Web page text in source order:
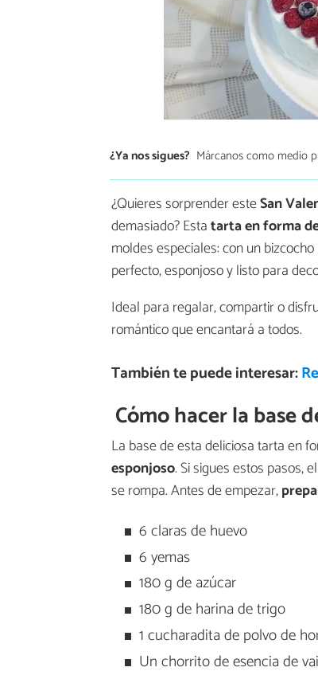
¿Ya nos sigues? Márcanos como medio
¿Quieres sorprender esteSan
demasiado? Estatarta en forma
moldes especiales: con un
perfecto, esponjoso y listo para
Ideal para regalar, compartir o
romántico que encantará a todos.
También te puede interesar:
Cómo hacer la base
La base de esta deliciosa tarta en
esponjoso. Si sigues estos pasos,
se rompa. Antes de empezar,
6 claras de huevo
6 yemas
180 g de azúcar
180 g de harina de trigo
1 cucharadita de polvo de
Un chorrito de esencia de